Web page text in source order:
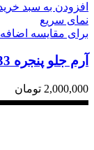
افزودن به سبد
نمای سریع
برای مقایسه اضافه
آرم جلو پنجره X33 کراس
2,000,000 تومان